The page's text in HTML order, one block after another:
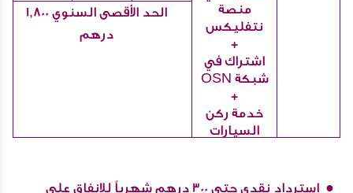
منصة
نتفليكس
+
اشتراك في
شبكة OSN
+
خدمة ركن
السيارات
الحد الأقصى السنوي 1,800
درهم
استرداد نقدي حتى 300 درهم شهرياً للإنفاق على